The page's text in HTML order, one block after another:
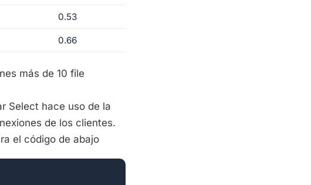
0.53
0.66
más de 10 file
Select hace uso de la
de los clientes.
el código de abajo